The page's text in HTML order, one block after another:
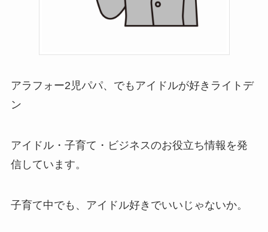
アラフォー2児パパ、でもアイドルが好きライトデ
ン
アイドル・子育て・ビジネスのお役立ち情報を発
信しています。
子育て中でも、アイドル好きでいいじゃないか。